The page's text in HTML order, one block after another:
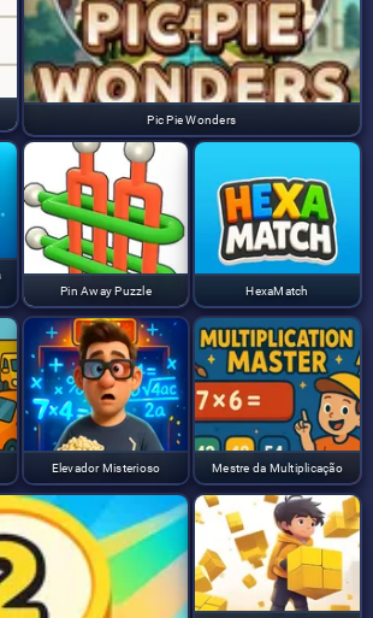
Pic Pie Wonders
Pin Away Puzzle HexaMatch
Elevador Misterioso Mestre da Multiplicação